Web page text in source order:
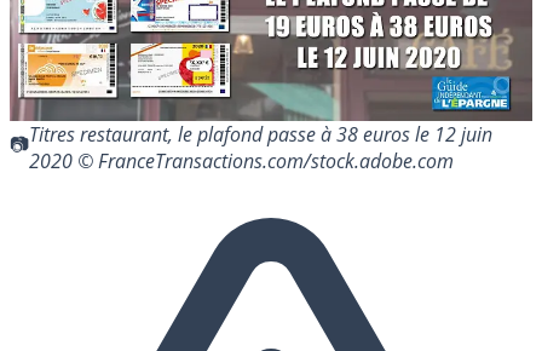
Titres restaurant, le plafond passe à 38 euros le 12 juin
2020 © FranceTransactions.com/stock.adobe.com